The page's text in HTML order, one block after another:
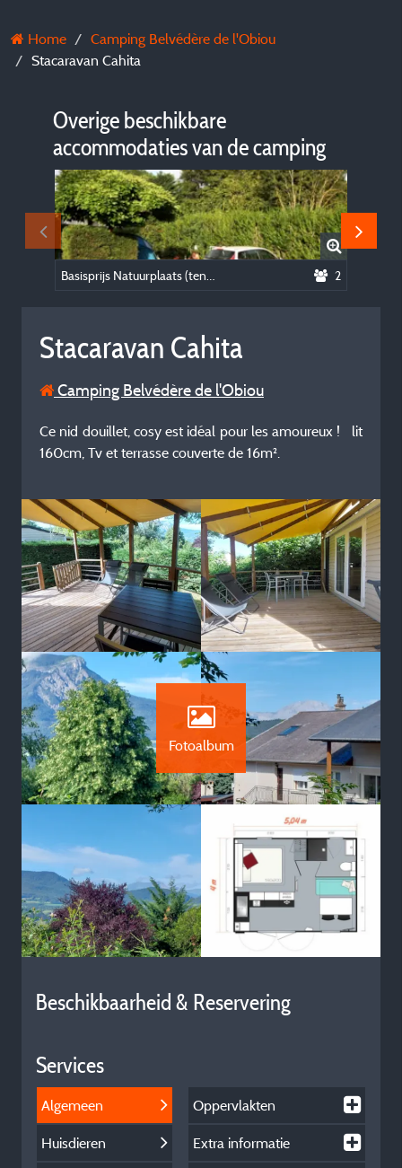
Home
Camping Belvédère de l'Obiou
Stacaravan Cahita
Overige beschikbare
accommodaties van de camping
2
Stacaravan Cahita
Camping Belvédère de l'Obiou
Ce nid douillet, cosy est idéal pour les amoureux ! lit
160cm, Tv et terrasse couverte de 16m².
Fotoalbum
Beschikbaarheid & Reservering
Services
Algemeen
Huisdieren
Oppervlakten
Extra informatie